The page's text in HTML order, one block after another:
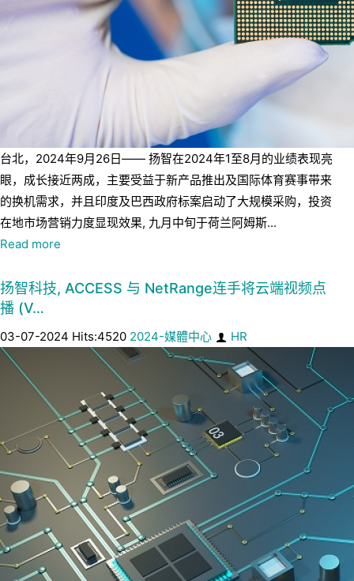
台北，2024年9月26日—— 扬智在2024年1至8月的业绩表现亮
眼，成长接近两成，主要受益于新产品推出及国际体育赛事带来
的换机需求，并且印度及巴西政府标案启动了大规模采购，投资
在地市场营销力度显现效果, 九月中旬于荷兰阿姆斯...
Read more
扬智科技, ACCESS 与 NetRange连手将云端视频点
播 (V…
03-07-2024 Hits:4520 2024-媒體中心 HR